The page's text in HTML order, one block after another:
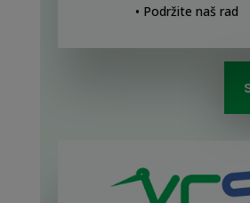
• Podržite naš rad